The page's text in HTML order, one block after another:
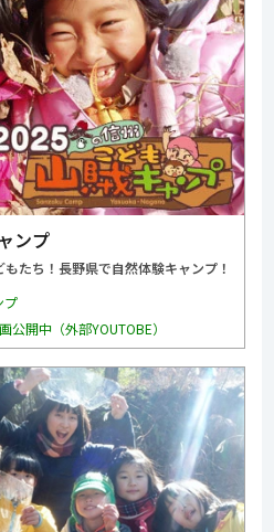
ンプ
たち！長野県で自然体験キャンプ！
プ
公開中（外部YOUTOBE）